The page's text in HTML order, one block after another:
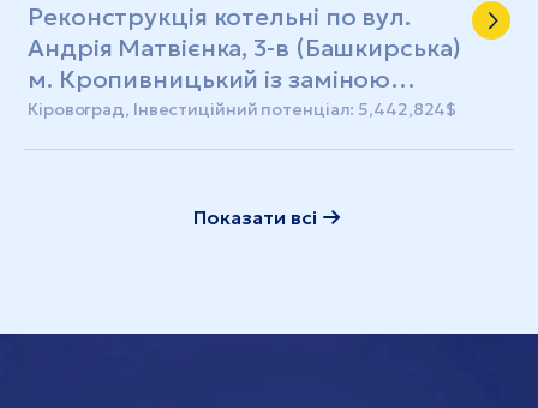
Реконструкція котельні по вул.
Андрія Матвієнка, 3-в (Башкирська)
м. Кропивницький із заміною
теплових мереж (із виготовленням
ПКД)
Кіровоград, Інвестиційний потенціал: 5,442,824$
Показати всі